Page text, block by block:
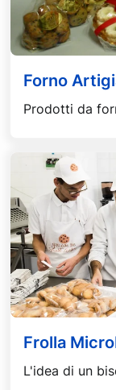
Forno
Prodotti da
Frolla
L'idea di un